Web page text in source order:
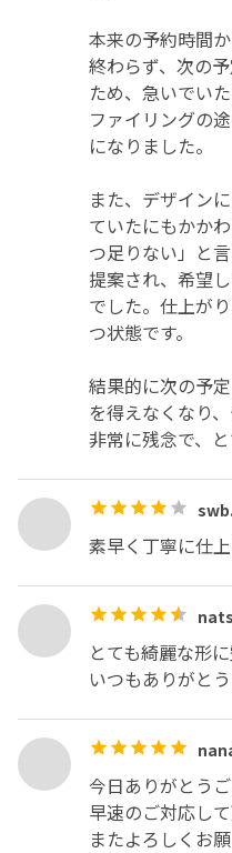
本来の予約時間
終わらず、次の
ため、急いでい
ファイリングの
になりました。
また、デザイン
ていたにもかか
つ足りない」と
提案され、希望
でした。仕上が
つ状態です。
結果的に次の予
を得えなくなり
非常に残念で、と
素早く丁寧に仕
とても綺麗な形
いつもありがと
今日ありがとうご
早速のご対応し
またよろしくお